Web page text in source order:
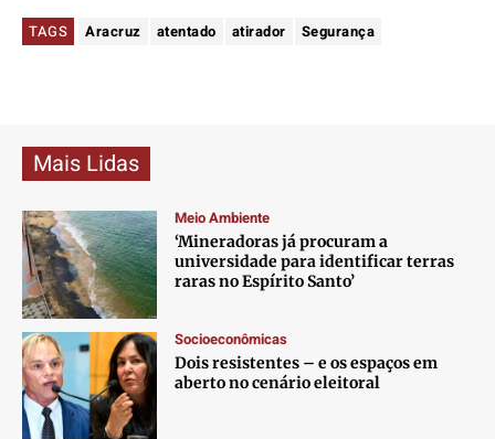
TAGS Aracruz atentado atirador Segurança
Mais Lidas
Meio Ambiente
‘Mineradoras já procuram a
universidade para identificar terras
raras no Espírito Santo’
Socioeconômicas
Dois resistentes – e os espaços em
aberto no cenário eleitoral